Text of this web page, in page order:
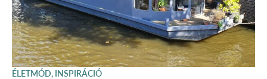
ÉLETMÓD, INSPIRÁCIÓ